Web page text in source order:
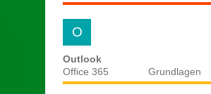
O
Outlook
Office 365
Grundlagen